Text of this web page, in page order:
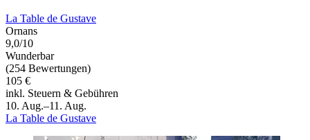
La Table de Gustave
Ornans
9,0/10
Wunderbar
(254 Bewertungen)
105 €
inkl. Steuern & Gebühren
10. Aug.–11. Aug.
La Table de Gustave